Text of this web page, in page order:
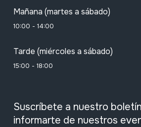
Mañana (martes a sábado)
10:00 - 14:00
Tarde (miércoles a sábado)
15:00 - 18:00
Suscríbete a nuestro
informarte de nuestros